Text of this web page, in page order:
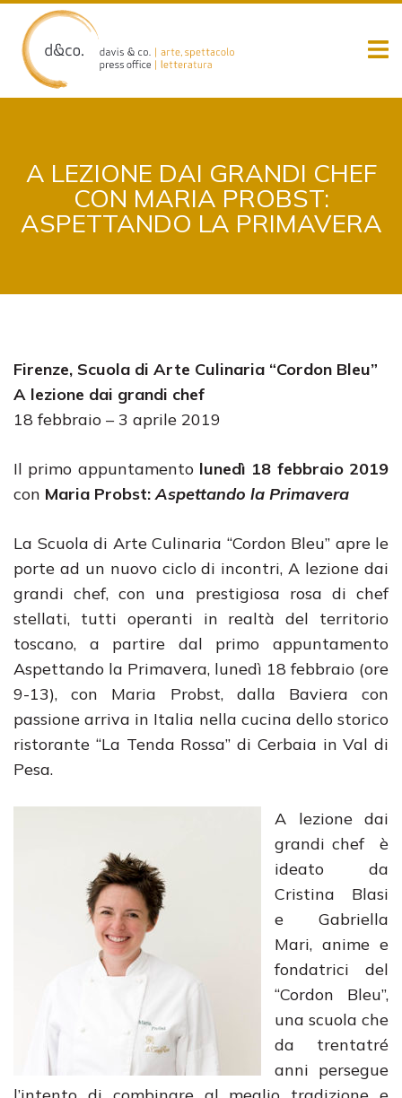
content
A LEZIONE DAI GRANDI CHEF
CON MARIA PROBST:
ASPETTANDO LA PRIMAVERA
Firenze, Scuola di Arte Culinaria “Cordon Bleu”
A lezione dai grandi chef
18 febbraio – 3 aprile 2019
Il primo appuntamento lunedì 18 febbraio 2019
con Maria Probst:Aspettando la Primavera
La Scuola di Arte Culinaria “Cordon Bleu” apre le
porte ad un nuovo ciclo di incontri, A lezione dai
grandi chef, con una prestigiosa rosa di chef
stellati, tutti operanti in realtà del territorio
toscano, a partire dal primo appuntamento
Aspettando la Primavera, lunedì 18 febbraio (ore
9-13), con Maria Probst, dalla Baviera con
passione arriva in Italia nella cucina dello storico
ristorante “La Tenda Rossa” di Cerbaia in Val di
Pesa.
A lezione dai
grandi chef è
ideato da
Cristina Blasi
e Gabriella
Mari, anime e
fondatrici del
“Cordon Bleu”,
una scuola che
da trentatré
anni persegue